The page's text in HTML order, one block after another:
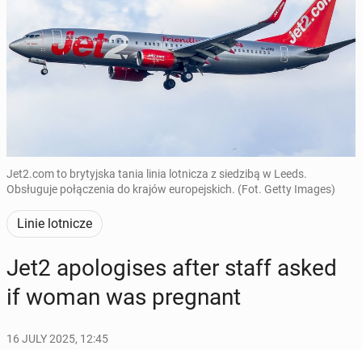
Jet2.com to brytyjska tania linia lotnicza z siedzibą w Leeds.
Obsługuje połączenia do krajów europejskich. (Fot. Getty Images)
Linie lotnicze
Jet2 apol­o­gis­es after staff asked
if woman was preg­nant
16 JULY 2025, 12:45